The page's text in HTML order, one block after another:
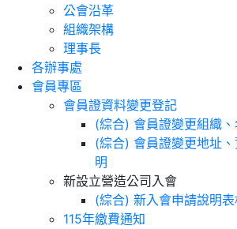
公會沿革
組織架構
理事長
各辦事處
會員專區
會員證資料變更登記
(綜合) 會員證變更組織
(綜合) 會員證變更地址
明
新設立營造公司入會
(綜合) 新入會申請說明
115年繳費通知